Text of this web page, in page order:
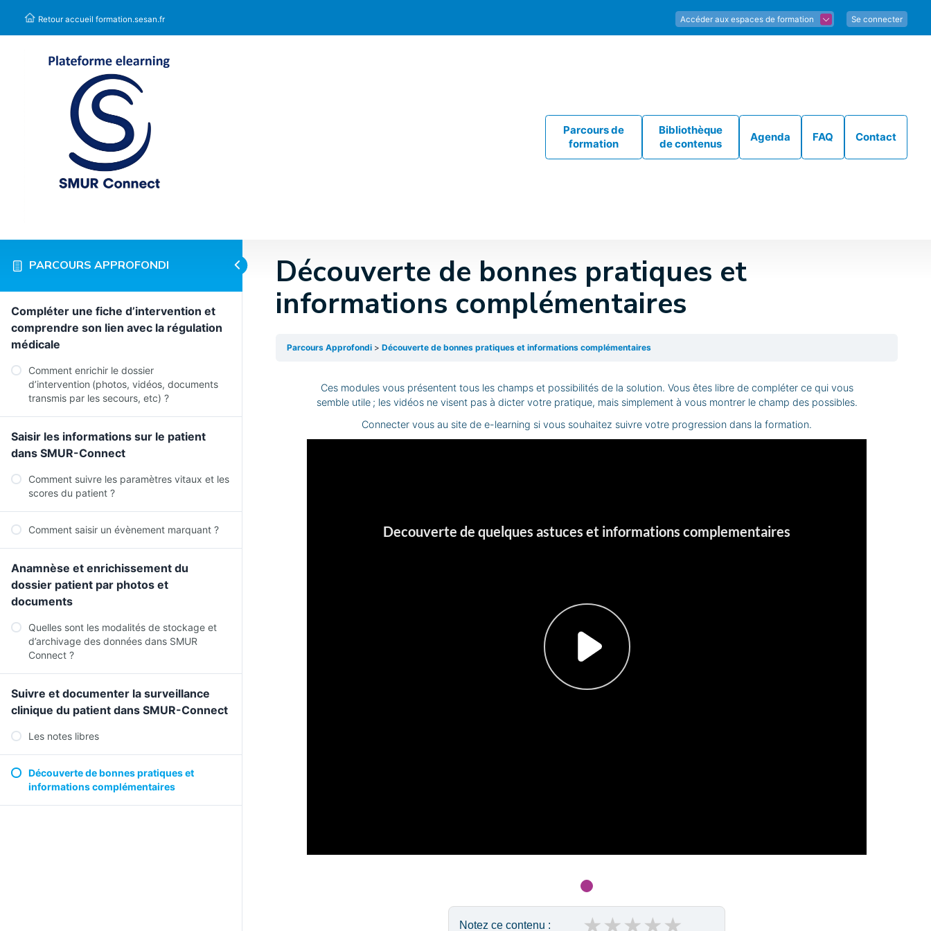
Retour accueil formation.sesan.fr Accéder aux espaces de formation Se connecter
Parcours de
formation
Bibliothèque
de contenus
Agenda FAQ Contact
PARCOURS APPROFONDI
Compléter une fiche d’intervention et
comprendre son lien avec la régulation
médicale
Comment enrichir le dossier
d’intervention (photos, vidéos, documents
transmis par les secours, etc) ?
Saisir les informations sur le patient
dans SMUR-Connect
Comment suivre les paramètres vitaux et les
scores du patient ?
Comment saisir un évènement marquant ?
Anamnèse et enrichissement du
dossier patient par photos et
documents
Quelles sont les modalités de stockage et
d’archivage des données dans SMUR
Connect ?
Suivre et documenter la surveillance
clinique du patient dans SMUR-Connect
Les notes libres
Découverte de bonnes pratiques et
informations complémentaires
Découverte de bonnes pratiques et
informations complémentaires
Parcours Approfondi Découverte de bonnes pratiques et informations complémentaires
Ces modules vous présentent tous les champs et possibilités de la solution. Vous êtes libre de compléter ce qui vous
semble utile ; les vidéos ne visent pas à dicter votre pratique, mais simplement à vous montrer le champ des possibles.
Connecter vous au site de e-learning si vous souhaitez suivre votre progression dans la formation.
Notez ce contenu : ★
★
★
★
★